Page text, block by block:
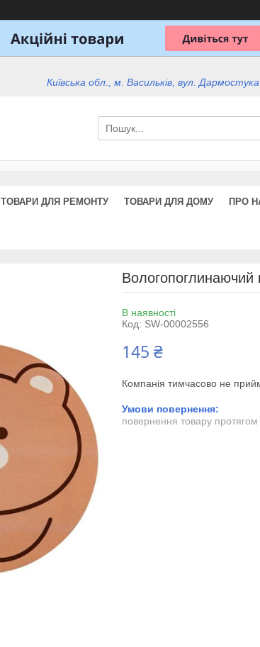
Київська обл., м. Васильків, вул.
ТОВАРИ ДЛЯ РЕМОНТУ ТОВАРИ ДЛЯ ДОМУ ПРО
В наявності
Код: SW-00002556
145 ₴
Компанія тимчасово не
повернення товару протягом